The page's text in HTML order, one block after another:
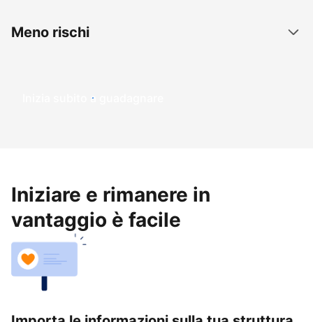
Meno rischi
Inizia subito a guadagnare
Iniziare e rimanere in
vantaggio è facile